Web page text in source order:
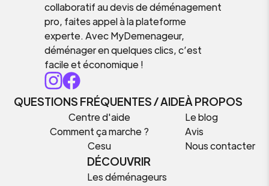
collaboratif au devis de déménagement
pro, faites appel à la plateforme
experte. Avec MyDemenageur,
déménager en quelques clics, c’est
facile et économique !
QUESTIONS FRÉQUENTES / AIDE
Centre d'aide
Comment ça marche ?
Cesu
À PROPOS
Le blog
Avis
Nous contacter
DÉCOUVRIR
Les déménageurs